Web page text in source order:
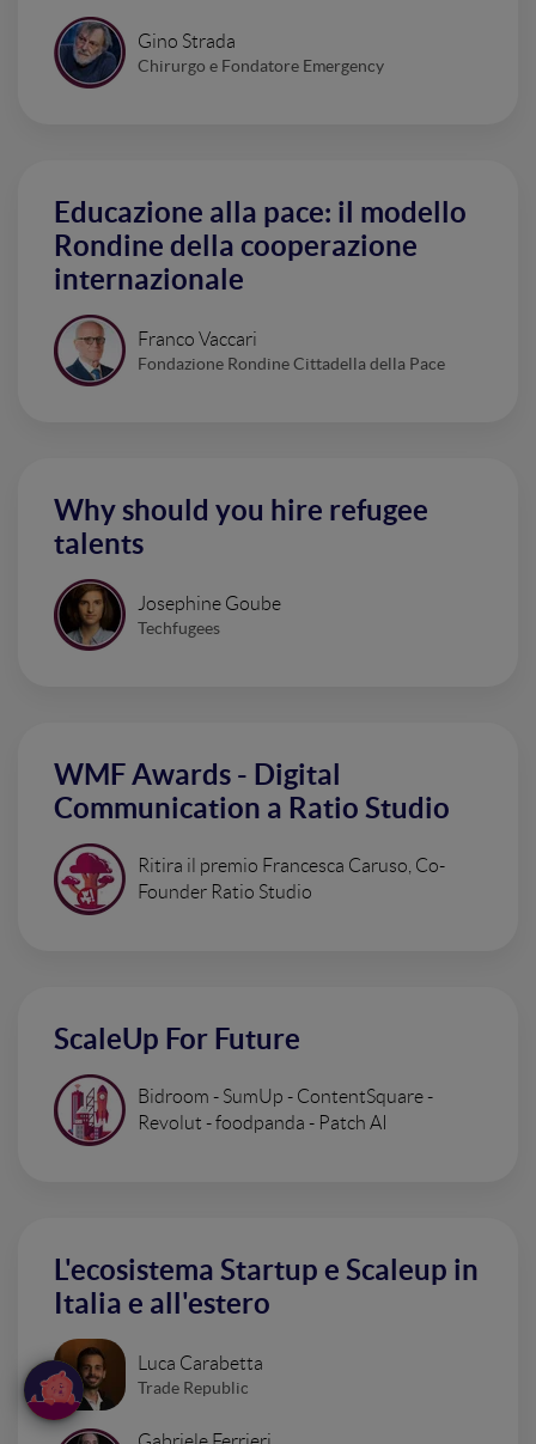
Gino Strada
Chirurgo e Fondatore Emergency
Educazione alla pace: il modello
Rondine della cooperazione
internazionale
Franco Vaccari
Fondazione Rondine Cittadella della Pace
Why should you hire refugee
talents
Josephine Goube
Techfugees
WMF Awards - Digital
Communication a Ratio Studio
Ritira il premio Francesca Caruso, Co-
Founder Ratio Studio
ScaleUp For Future
Bidroom - SumUp - ContentSquare -
Revolut - foodpanda - Patch AI
L'ecosistema Startup e Scaleup in
Italia e all'estero
Luca Carabetta
Trade Republic